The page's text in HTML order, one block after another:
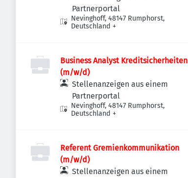
Partnerportal
Nevinghoff, 48147 Rumphorst,
Deutschland +
Business Analyst Kreditsicherheiten
(m/w/d)
Stellenanzeigen aus einem
Partnerportal
Nevinghoff, 48147 Rumphorst,
Deutschland +
Referent Gremienkommunikation
(m/w/d)
Stellenanzeigen aus einem